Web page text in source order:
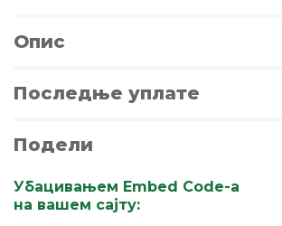
Опис
Последње уплате
Подели
Убацивањем Embed Code-a
на вашем сајту: